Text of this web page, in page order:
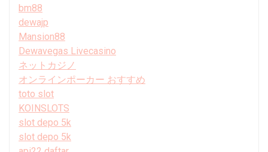
bm88
dewajp
Mansion88
Dewavegas Livecasino
ネットカジノ
オンラインポーカー おすすめ
toto slot
KOINSLOTS
slot depo 5k
slot depo 5k